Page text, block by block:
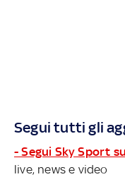
Segui tutti gli
- Segui Sky Sport
live, news e video